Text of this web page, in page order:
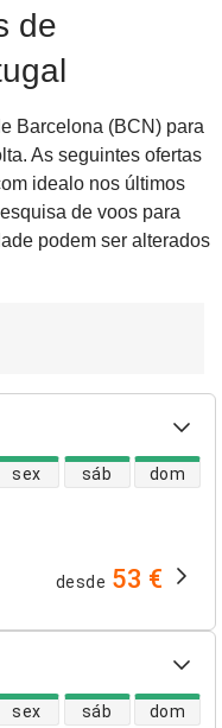
de
Barcelona (BCN) para
As seguintes ofertas
idealo nos últimos
de voos para
podem ser alterados
sex sáb dom
desde 53 €
sex sáb dom